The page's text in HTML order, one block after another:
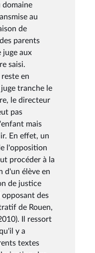
domaine
au
de
parents
juge aux
saisi.
en
tranche le
le directeur
pas
mais
En effet, un
l'opposition
procéder à la
d'un élève en
de justice
des
de Rouen,
Il ressort
y a
textes